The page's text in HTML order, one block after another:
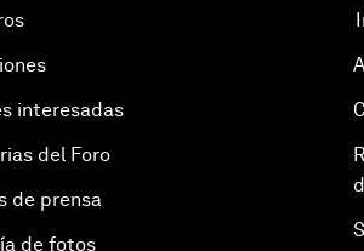
interesadas
del Foro
de prensa
de fotos